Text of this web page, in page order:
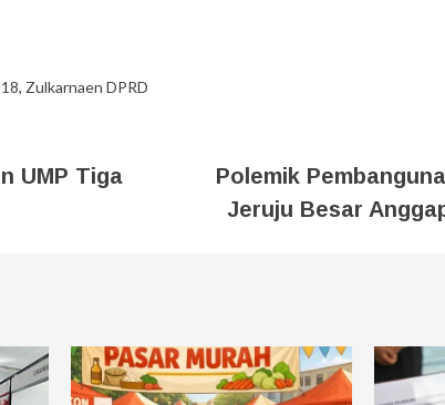
, Zulkarnaen DPRD
UMP Tiga
Polemik
Jeruju Besar